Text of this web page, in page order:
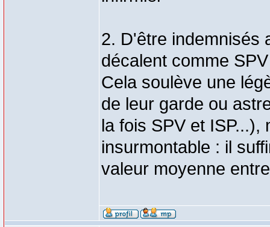
2. D'être indemnisés
décalent comme
Cela soulève une
de leur garde ou
la fois SPV et
insurmontable : il
valeur moyenne